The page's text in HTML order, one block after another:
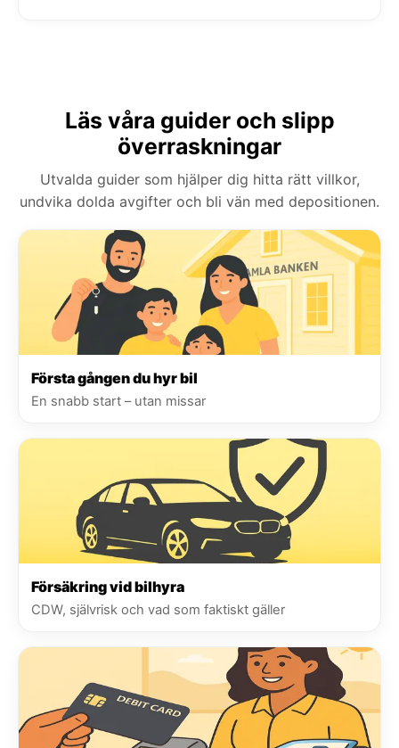
Läs våra guider och slipp
överraskningar
Utvalda guider som hjälper dig hitta rätt villkor,
undvika dolda avgifter och bli vän med depositionen.
Första gången du hyr bil
En snabb start – utan missar
Försäkring vid bilhyra
CDW, självrisk och vad som faktiskt gäller